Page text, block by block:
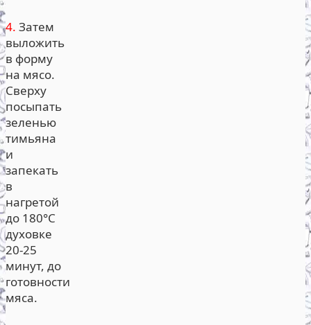
4. Затем
выложить
в форму
на мясо.
Сверху
посыпать
зеленью
тимьяна
и
запекать
в
нагретой
до 180°С
духовке
20-25
минут, до
готовности
мяса.